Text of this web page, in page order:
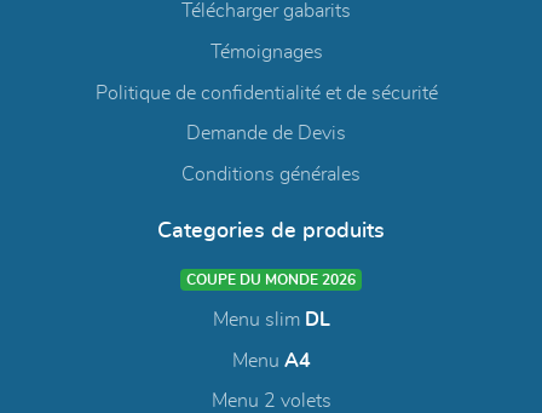
Télécharger gabarits
Témoignages
Politique de confidentialité et de sécurité
Demande de Devis
Conditions générales
Categories de produits
COUPE DU MONDE 2026
Menu slim DL
Menu A4
Menu 2 volets